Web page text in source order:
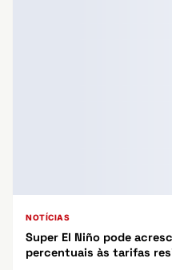
NOTÍCIAS
Super El Niño pode
percentuais às tarifas